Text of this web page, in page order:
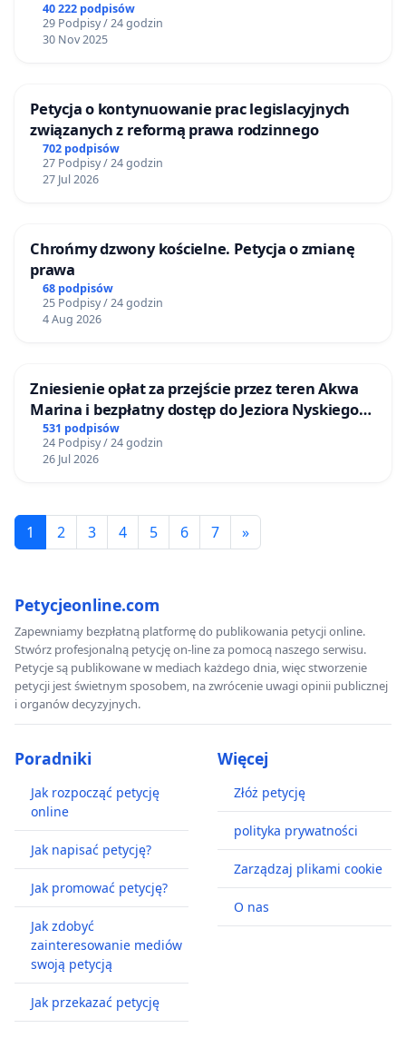
40 222 podpisów
29 Podpisy / 24 godzin
30 Nov 2025
Petycja o kontynuowanie prac legislacyjnych
związanych z reformą prawa rodzinnego
702 podpisów
27 Podpisy / 24 godzin
27 Jul 2026
Chrońmy dzwony kościelne. Petycja o zmianę
prawa
68 podpisów
25 Podpisy / 24 godzin
4 Aug 2026
Zniesienie opłat za przejście przez teren Akwa
Marina i bezpłatny dostęp do Jeziora Nyskiego
dla mieszkańców Gminy Nysa
531 podpisów
24 Podpisy / 24 godzin
26 Jul 2026
1 2 3 4 5 6 7 »
Petycjeonline.com
Zapewniamy bezpłatną platformę do publikowania petycji online.
Stwórz profesjonalną petycję on-line za pomocą naszego serwisu.
Petycje są publikowane w mediach każdego dnia, więc stworzenie
petycji jest świetnym sposobem, na zwrócenie uwagi opinii publicznej
i organów decyzyjnych.
Poradniki
Jak rozpocząć petycję
online
Jak napisać petycję?
Jak promować petycję?
Jak zdobyć
zainteresowanie mediów
swoją petycją
Jak przekazać petycję
Więcej
Złóż petycję
polityka prywatności
Zarządzaj plikami cookie
O nas